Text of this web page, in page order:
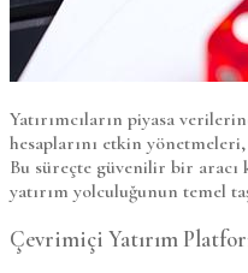
Yatırımcıların piyasa
hesaplarını etkin
Bu süreçte güvenilir bir
yatırım yolculuğunun temel
Çevrimiçi Yatırım